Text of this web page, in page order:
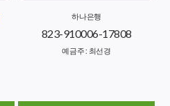
하나은행
823-910006-17808
예금주 : 최선경